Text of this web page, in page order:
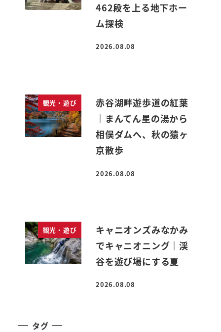
462段を上る地下ホー
ム探検
投稿日
2026.08.08
観光・遊び
赤谷湖畔遊歩道の紅葉
｜まんてん星の湯から
相俣ダムへ、秋の猿ヶ
京散歩
投稿日
2026.08.08
観光・遊び
キャニオンズみなかみ
でキャニオニング｜渓
谷を遊び場にする夏
投稿日
2026.08.08
タグ